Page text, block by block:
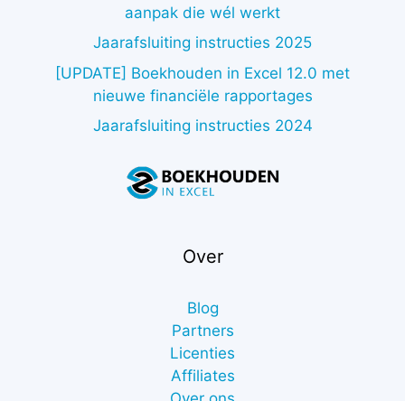
aanpak die wél werkt
Jaarafsluiting instructies 2025
[UPDATE] Boekhouden in Excel 12.0 met
nieuwe financiële rapportages
Jaarafsluiting instructies 2024
Over
Blog
Partners
Licenties
Affiliates